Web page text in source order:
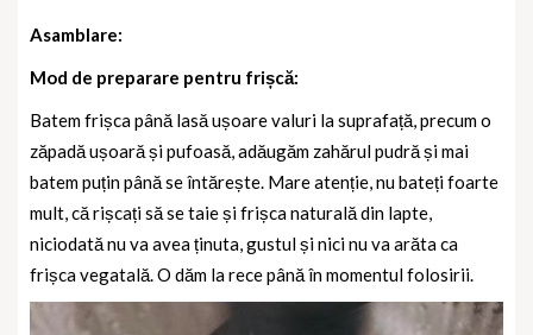
Asamblare:
Mod de preparare pentru frișcă:
Batem frișca până lasă ușoare valuri la suprafață, precum o
zăpadă ușoară și pufoasă, adăugăm zahărul pudră și mai
batem puțin până se întărește. Mare atenție, nu bateți foarte
mult, că rișcați să se taie și frișca naturală din lapte,
niciodată nu va avea ținuta, gustul și nici nu va arăta ca
frișca vegatală. O dăm la rece până în momentul folosirii.